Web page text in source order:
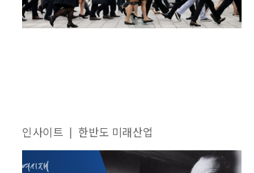
인사이트 | 한반도 미래산업